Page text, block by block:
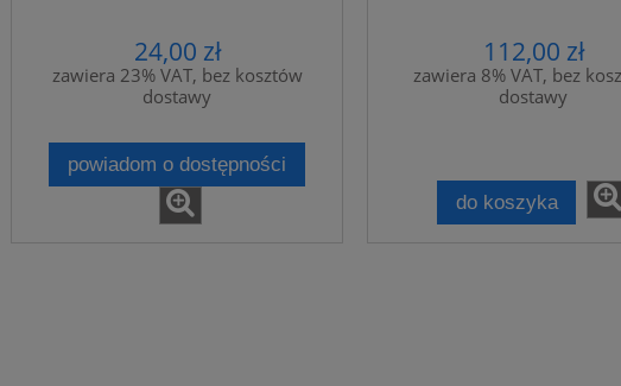
WODA SIARCZKOWO-
SIARKOWODOROWA SOK
Z ALOESU MOCZNIK
24,00 zł
zawiera 23% VAT, bez kosztów
dostawy
powiadom o dostępności
112,00 zł
zawiera 8% VAT, bez
dostawy
do koszyka